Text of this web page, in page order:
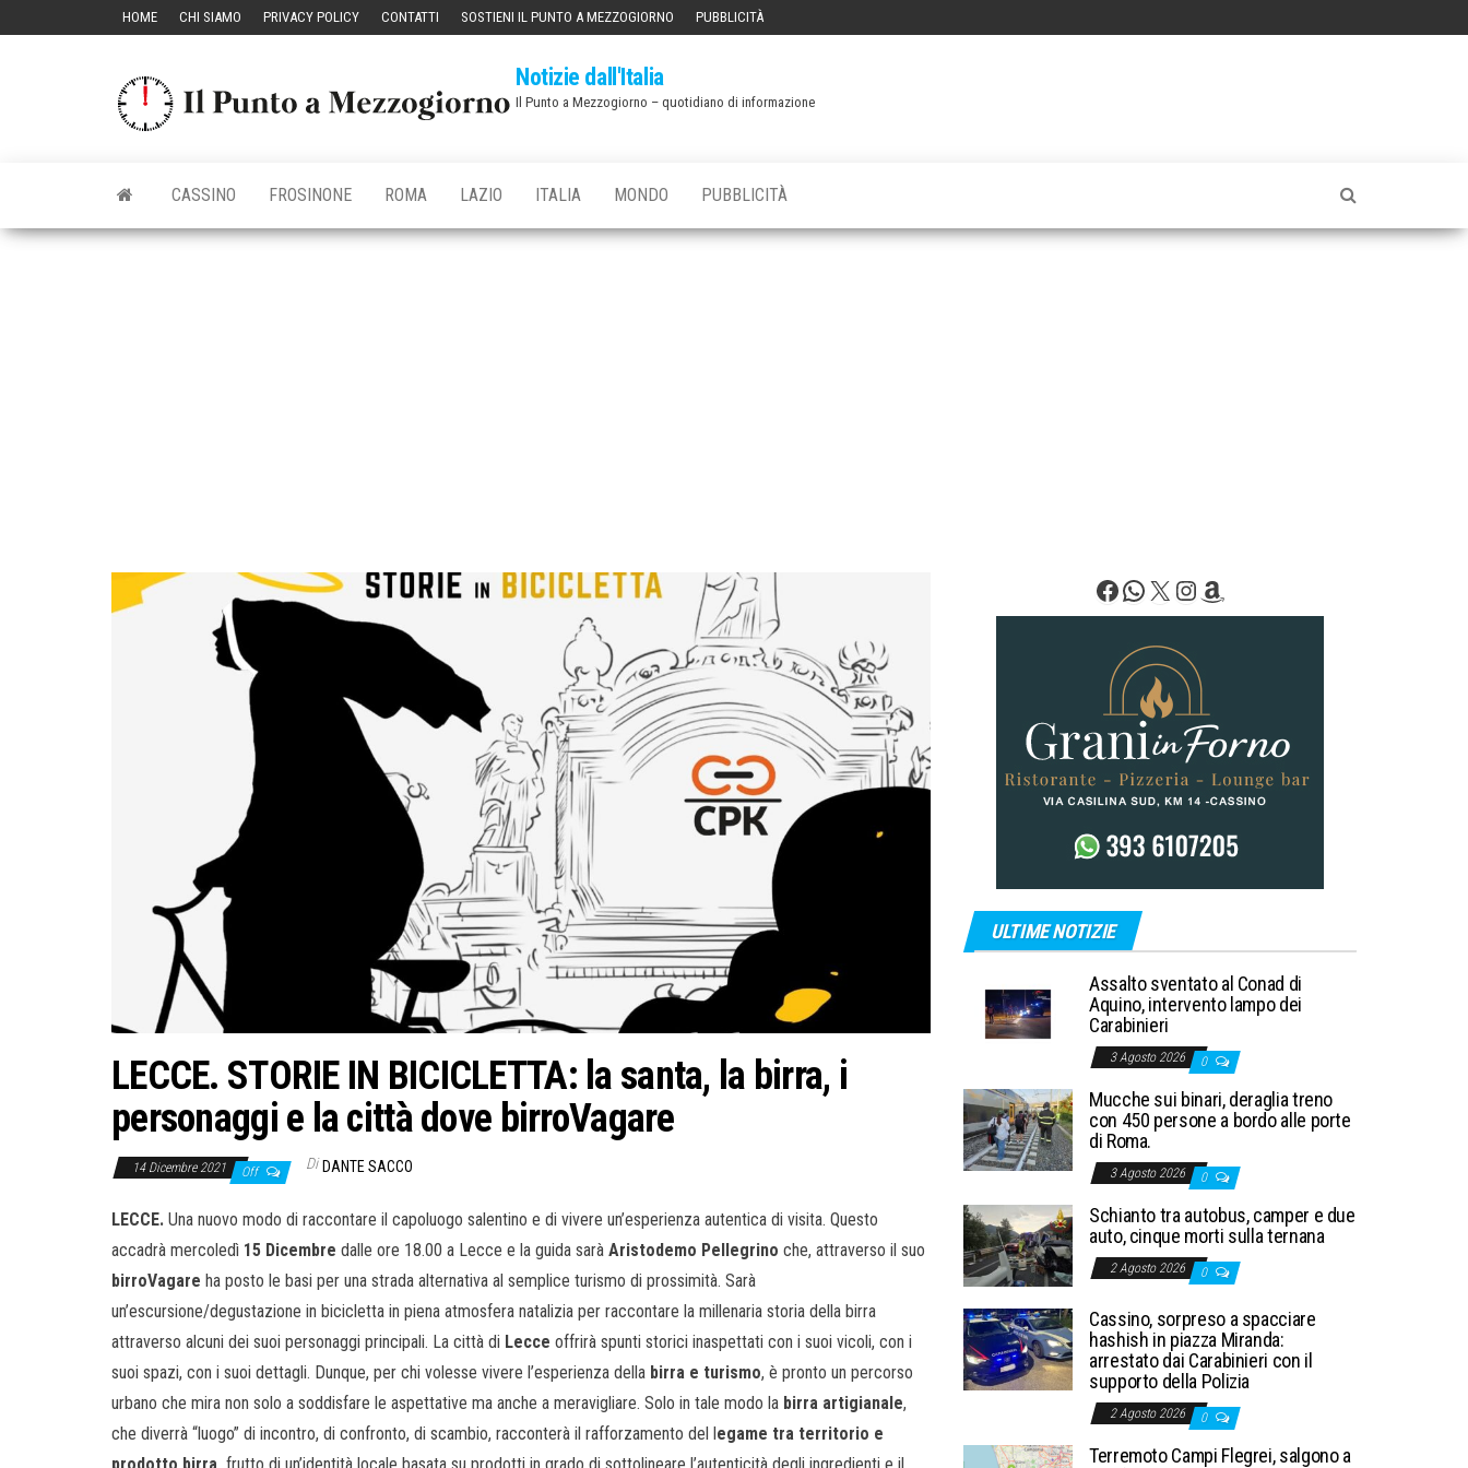
HOME CHI SIAMO PRIVACY POLICY CONTATTI SOSTIENI IL PUNTO A MEZZOGIORNO PUBBLICITÀ
Notizie dall'Italia
Il Punto a Mezzogiorno – quotidiano di informazione
CASSINO FROSINONE ROMA LAZIO ITALIA MONDO PUBBLICITÀ
LECCE. STORIE IN BICICLETTA: la santa, la birra, i
personaggi e la città dove birroVagare
14 Dicembre 2021 Off Di DANTE SACCO
LECCE. Una nuovo modo di raccontare il capoluogo salentino e di vivere un’esperienza autentica di visita. Questo
accadrà mercoledì 15 Dicembre dalle ore 18.00 a Lecce e la guida sarà Aristodemo Pellegrino che, attraverso il suo
birroVagare ha posto le basi per una strada alternativa al semplice turismo di prossimità. Sarà
un’escursione/degustazione in bicicletta in piena atmosfera natalizia per raccontare la millenaria storia della birra
attraverso alcuni dei suoi personaggi principali. La città di Lecce offrirà spunti storici inaspettati con i suoi vicoli, con i
suoi spazi, con i suoi dettagli. Dunque, per chi volesse vivere l’esperienza della birra e turismo, è pronto un percorso
urbano che mira non solo a soddisfare le aspettative ma anche a meravigliare. Solo in tale modo la birra artigianale,
che diverrà “luogo” di incontro, di confronto, di scambio, racconterà il rafforzamento del legame tra territorio e
Facebook
WhatsApp
X Instagram
Amazon
ULTIME NOTIZIE
Assalto sventato al Conad di
Aquino, intervento lampo dei
Carabinieri
3 Agosto 2026 0
Mucche sui binari, deraglia treno
con 450 persone a bordo alle porte
di Roma.
3 Agosto 2026 0
Schianto tra autobus, camper e due
auto, cinque morti sulla ternana
2 Agosto 2026 0
Cassino, sorpreso a spacciare
hashish in piazza Miranda:
arrestato dai Carabinieri con il
supporto della Polizia
2 Agosto 2026 0
Terremoto Campi Flegrei, salgono a